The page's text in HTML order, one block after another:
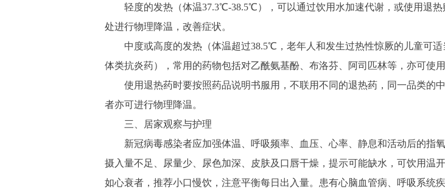
轻度的发热（体温37.3℃-38.5℃），可以通过饮用水加速代谢，或使用退热
处进行物理降温，改善症状。
中度或高度的发热（体温超过38.5℃，老年人和发生过热性惊厥的儿童可适
体类抗炎药），常用的药物包括对乙酰氨基酚、布洛芬、阿司匹林等，亦可使
使用退热药时要按照药品说明书服用，不联用不同的退热药，同一品类的
者亦可进行物理降温。
三、居家观察与护理
新冠病毒感染者应加强体温、呼吸频率、血压、心率、静息和活动后的指
摄入量不足、尿量少、尿色加深、皮肤及口唇干燥，提示可能缺水，可饮用温
如心衰者，推荐小口慢饮，注意平衡每日出入量。患有心脑血管病、呼吸系统